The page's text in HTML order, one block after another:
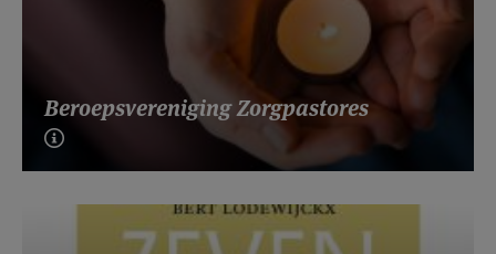
Beroepsvereniging Zorgpastores